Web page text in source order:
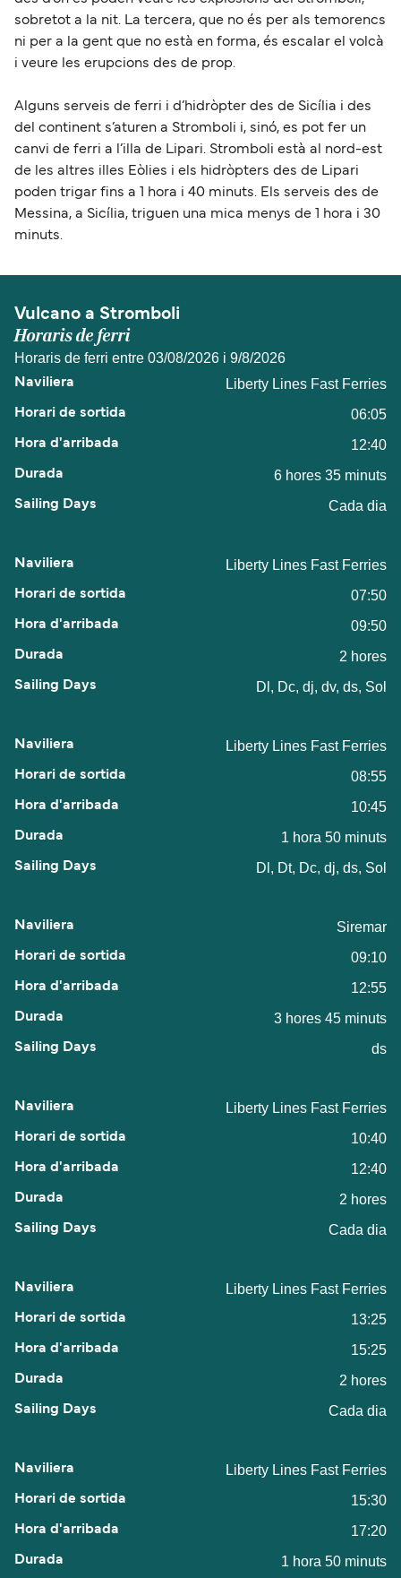
sobretot a la nit. La tercera, que no és per als temorencs
ni per a la gent que no està en forma, és escalar el volcà
i veure les erupcions des de prop.
Alguns serveis de ferri i d’hidròpter des de Sicília i des
del continent s’aturen a Stromboli i, sinó, es pot fer un
canvi de ferri a l’illa de Lipari. Stromboli està al nord-est
de les altres illes Eòlies i els hidròpters des de Lipari
poden trigar fins a 1 hora i 40 minuts. Els serveis des de
Messina, a Sicília, triguen una mica menys de 1 hora i 30
minuts.
Vulcano a Stromboli
Horaris de ferri
Horaris de ferri entre 03/08/2026 i 9/8/2026
Liberty Lines Fast Ferries
06:05
12:40
6 hores 35 minuts
Cada dia
Liberty Lines Fast Ferries
07:50
09:50
2 hores
Dl, Dc, dj, dv, ds, Sol
Liberty Lines Fast Ferries
08:55
10:45
1 hora 50 minuts
Dl, Dt, Dc, dj, ds, Sol
Siremar
09:10
12:55
3 hores 45 minuts
ds
Liberty Lines Fast Ferries
10:40
12:40
2 hores
Cada dia
Liberty Lines Fast Ferries
13:25
15:25
2 hores
Cada dia
Liberty Lines Fast Ferries
15:30
17:20
1 hora 50 minuts